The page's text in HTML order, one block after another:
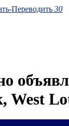
Переводить 30
West